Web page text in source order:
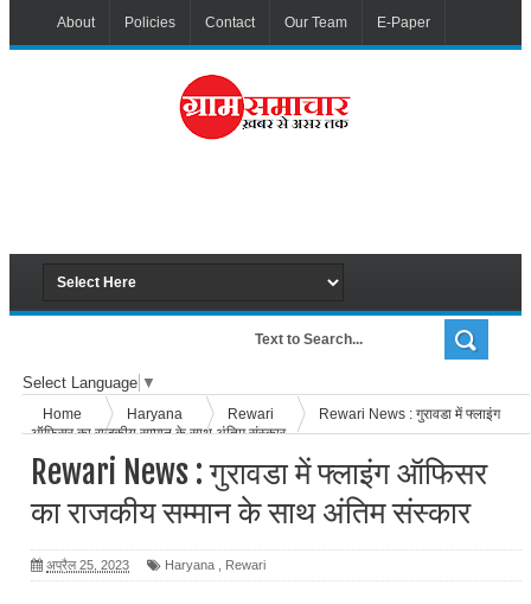
About Policies Contact Our Team E-Paper
Select Language ▼
Home Haryana Rewari
Rewari News : गुरावडा में फ्लाइंग
ऑफिसर का राजकीय सम्मान के साथ अंतिम संस्कार
Rewari News : गुरावडा में फ्लाइंग ऑफिसर
का राजकीय सम्मान के साथ अंतिम संस्कार
अप्रैल 25, 2023 Haryana Rewari